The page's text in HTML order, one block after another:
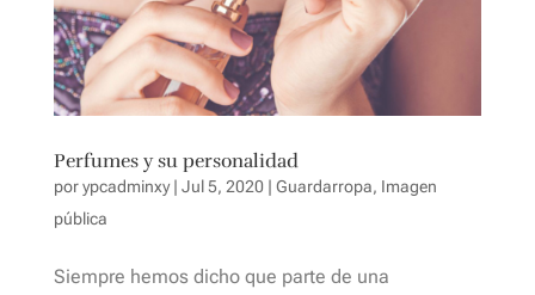
Perfumes y su personalidad
porypcadminxy| Jul 5, 2020| Guardarropa, Imagen
pública
Siempre hemos dicho que parte de una